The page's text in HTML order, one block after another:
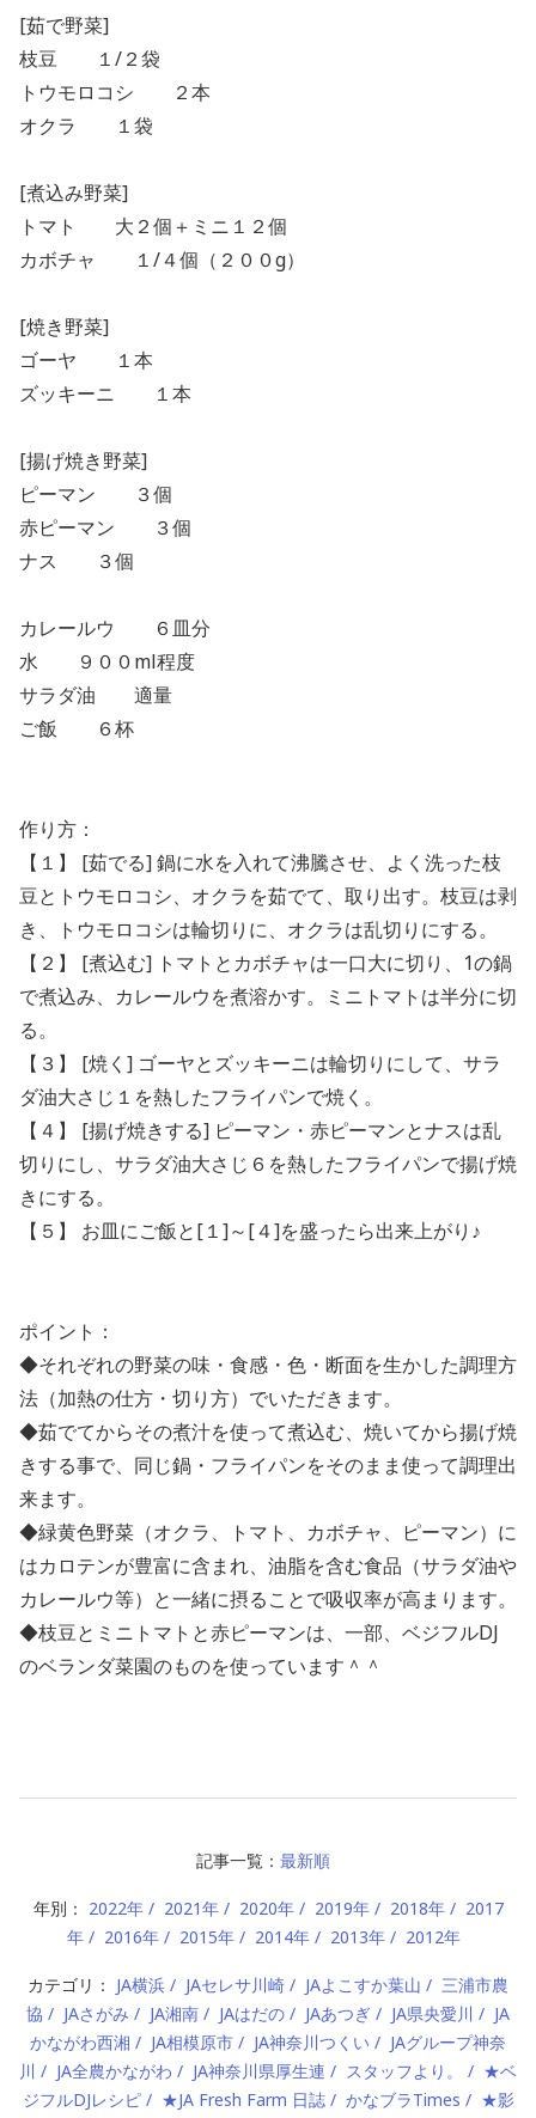
[茹で野菜]
枝豆 １/２袋
トウモロコシ ２本
オクラ １袋
[煮込み野菜]
トマト 大２個＋ミニ１２個
カボチャ １/４個（２００g）
[焼き野菜]
ゴーヤ １本
ズッキーニ １本
[揚げ焼き野菜]
ピーマン ３個
赤ピーマン ３個
ナス ３個
カレールウ ６皿分
水 ９００ml程度
サラダ油 適量
ご飯 ６杯
作り方：
【１】 [茹でる] 鍋に水を入れて沸騰させ、よく洗った枝
豆とトウモロコシ、オクラを茹でて、取り出す。枝豆は剥
き、トウモロコシは輪切りに、オクラは乱切りにする。
【２】 [煮込む] トマトとカボチャは一口大に切り、1の鍋
で煮込み、カレールウを煮溶かす。ミニトマトは半分に切
る。
【３】 [焼く] ゴーヤとズッキーニは輪切りにして、サラ
ダ油大さじ１を熱したフライパンで焼く。
【４】 [揚げ焼きする] ピーマン・赤ピーマンとナスは乱
切りにし、サラダ油大さじ６を熱したフライパンで揚げ焼
きにする。
【５】 お皿にご飯と[１]～[４]を盛ったら出来上がり♪
ポイント：
◆それぞれの野菜の味・食感・色・断面を生かした調理方
法（加熱の仕方・切り方）でいただきます。
◆茹でてからその煮汁を使って煮込む、焼いてから揚げ焼
きする事で、同じ鍋・フライパンをそのまま使って調理出
来ます。
◆緑黄色野菜（オクラ、トマト、カボチャ、ピーマン）に
はカロテンが豊富に含まれ、油脂を含む食品（サラダ油や
カレールウ等）と一緒に摂ることで吸収率が高まります。
◆枝豆とミニトマトと赤ピーマンは、一部、ベジフルDJ
のベランダ菜園のものを使っています＾＾
記事一覧： 最新順
年別： 2022年 2021年 2020年 2019年 2018年
2017
年
2016年 2015年 2014年 2013年 2012年
カテゴリ： JA横浜 JAセレサ川崎 JAよこすか葉山
三浦市農
協
JAさがみ JA湘南 JAはだの JAあつぎ JA県央愛川
JA
かながわ西湘
JA相模原市 JA神奈川つくい
JAグループ神奈
川
JA全農かながわ JA神奈川県厚生連 スタッフより。
★ベ
ジフルDJレシピ
★JA Fresh Farm 日誌 かなブラTimes
★影